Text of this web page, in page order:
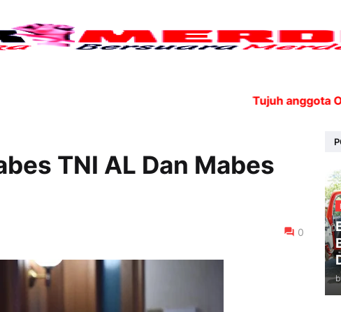
Tujuh anggota
TNI AL Dan Mabes
0